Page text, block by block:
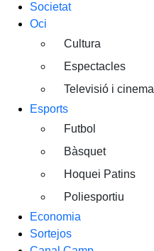
Societat
Oci
Cultura
Espectacles
Televisió i cinema
Esports
Futbol
Bàsquet
Hoquei Patins
Poliesportiu
Economia
Sortejos